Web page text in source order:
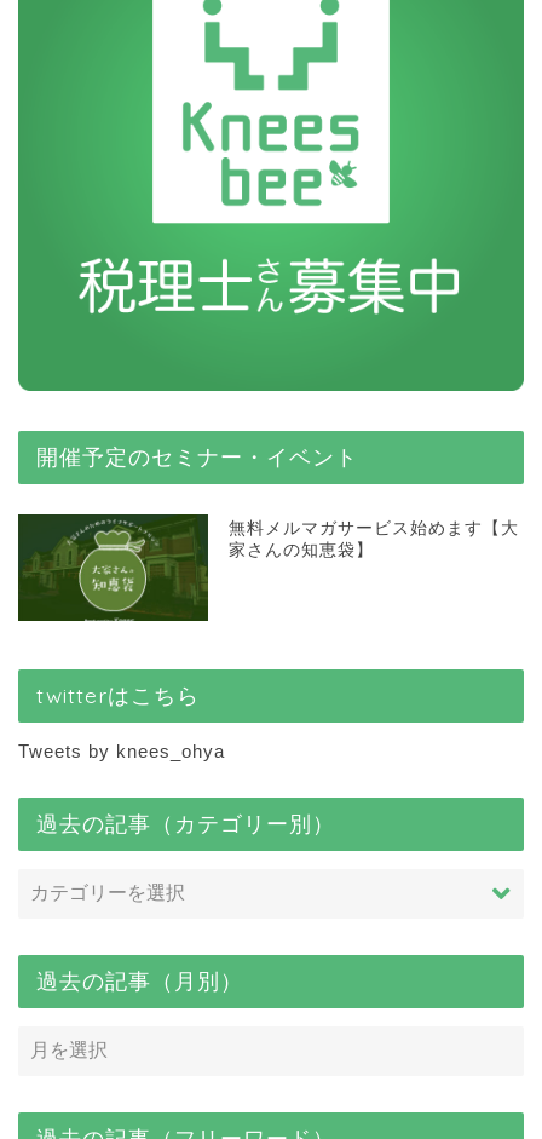
開催予定のセミナー・イベント
無料メルマガサービス始めます【大
家さんの知恵袋】
twitterはこちら
Tweets by knees_ohya
過去の記事（カテゴリー別）
過去の記事（月別）